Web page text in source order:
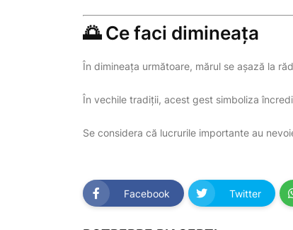
🌅 Ce faci dimineața
În dimineața următoare, mărul se așază la
În vechile tradiții, acest gest simboliza
Se considera că lucrurile importante au
Facebook Twitter